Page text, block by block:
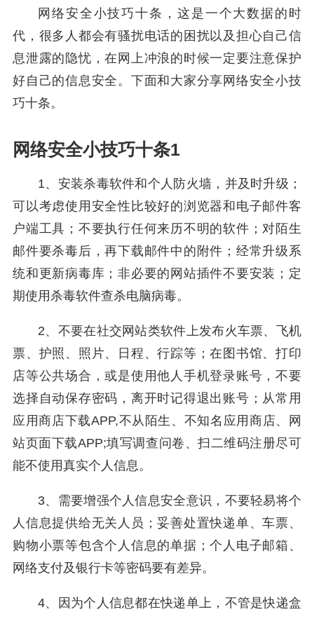
网络安全小技巧十条，这是一个大数据的时
代，很多人都会有骚扰电话的困扰以及担心自己信
息泄露的隐忧，在网上冲浪的时候一定要注意保护
好自己的信息安全。下面和大家分享网络安全小技
巧十条。
网络安全小技巧十条1
1、安装杀毒软件和个人防火墙，并及时升级；
可以考虑使用安全性比较好的浏览器和电子邮件客
户端工具；不要执行任何来历不明的软件；对陌生
邮件要杀毒后，再下载邮件中的附件；经常升级系
统和更新病毒库；非必要的网站插件不要安装；定
期使用杀毒软件查杀电脑病毒。
2、不要在社交网站类软件上发布火车票、飞机
票、护照、照片、日程、行踪等；在图书馆、打印
店等公共场合，或是使用他人手机登录账号，不要
选择自动保存密码，离开时记得退出账号；从常用
应用商店下载APP,不从陌生、不知名应用商店、网
站页面下载APP;填写调查问卷、扫二维码注册尽可
能不使用真实个人信息。
3、需要增强个人信息安全意识，不要轻易将个
人信息提供给无关人员；妥善处置快递单、车票、
购物小票等包含个人信息的单据；个人电子邮箱、
网络支付及银行卡等密码要有差异。
4、因为个人信息都在快递单上，不管是快递盒